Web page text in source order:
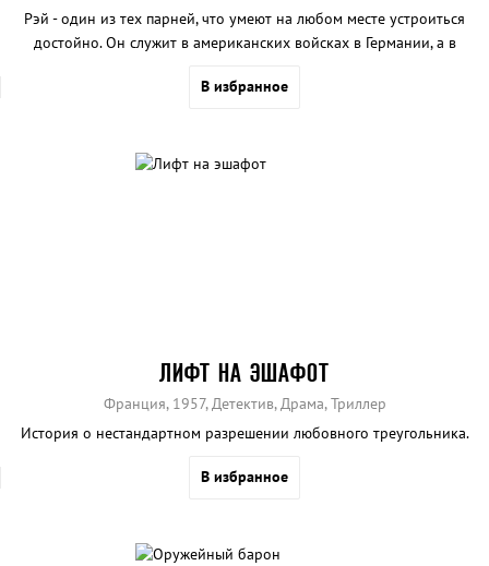
Рэй - один из тех парней, что умеют на любом месте устроиться
достойно. Он служит в американских войсках в Германии, а в
В избранное
ЛИФТ НА ЭШАФОТ
Франция, 1957, Детектив, Драма, Триллер
История о нестандартном разрешении любовного треугольника.
В избранное